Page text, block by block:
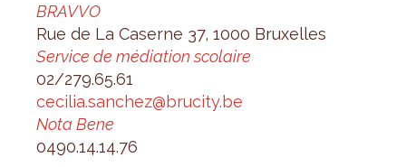
BRAVVO
Rue de La Caserne 37, 1000 Bruxelles
Ser­vice de média­tion sco­laire
02/279.65.61
ceci­lia.​sanchez@​brucity.​be
Nota Bene
0490.​14.​14.​76